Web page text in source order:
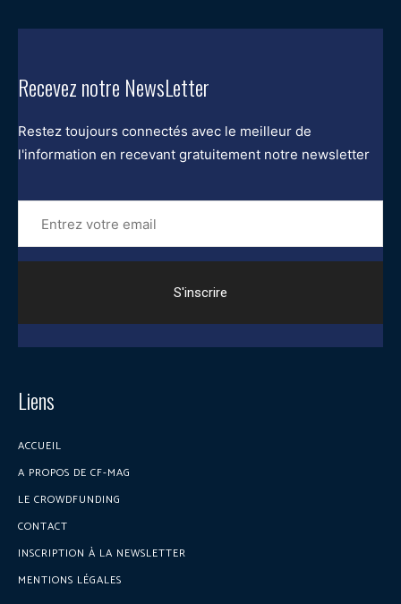
Recevez notre NewsLetter
Restez toujours connectés avec le meilleur de
l'information en recevant gratuitement notre newsletter
Entrez
votre
email
Liens
ACCUEIL
A PROPOS DE CF-MAG
LE CROWDFUNDING
CONTACT
INSCRIPTION À LA NEWSLETTER
MENTIONS LÉGALES